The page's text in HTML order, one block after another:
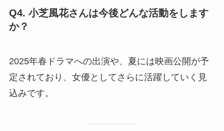
Q4. 小芝風花さんは今後どんな活動をします
か？
2025年春ドラマへの出演や、夏には映画公開が予
定されており、女優としてさらに活躍していく見
込みです。